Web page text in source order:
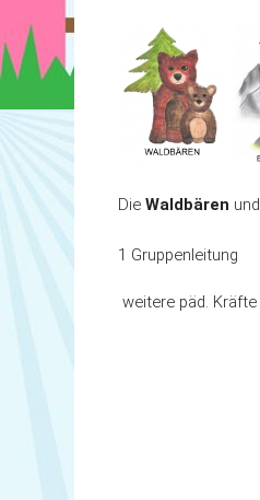
DieWaldbären und
1 Gruppenleitung
weitere päd. Kräfte